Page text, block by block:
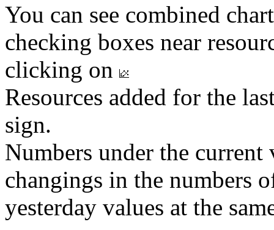
You can see combined
checking boxes near
clicking on
Resources added for the
sign.
Numbers under the
changings in the numbers
yesterday values at the